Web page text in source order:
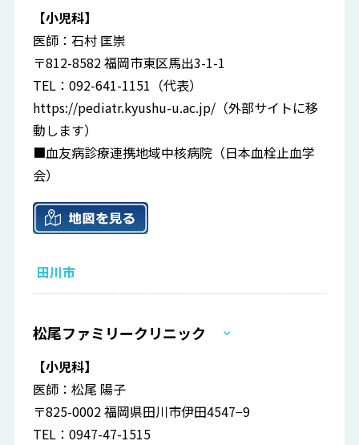
【小児科】
医師：石村 匡崇
〒812-8582 福岡市東区馬出3-1-1
TEL：092-641-1151（代表）
https://pediatr.kyushu-u.ac.jp/ （外部サイトに移
動します）
■血友病診療連携地域中核病院（日本血栓止血学
会）
田川市
松尾ファミリークリニック
【小児科】
医師：松尾 陽子
〒825-0002 福岡県田川市伊田4547−9
TEL：0947-47-1515